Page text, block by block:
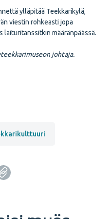
yllä­pitää Teekkarikylä,
viestin rohkeasti jopa
laituritanssitkin määränpäässä.
johtaja.